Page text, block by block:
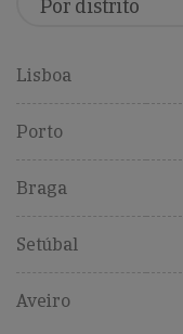
Lisboa
Porto
Braga
Setúbal
Aveiro